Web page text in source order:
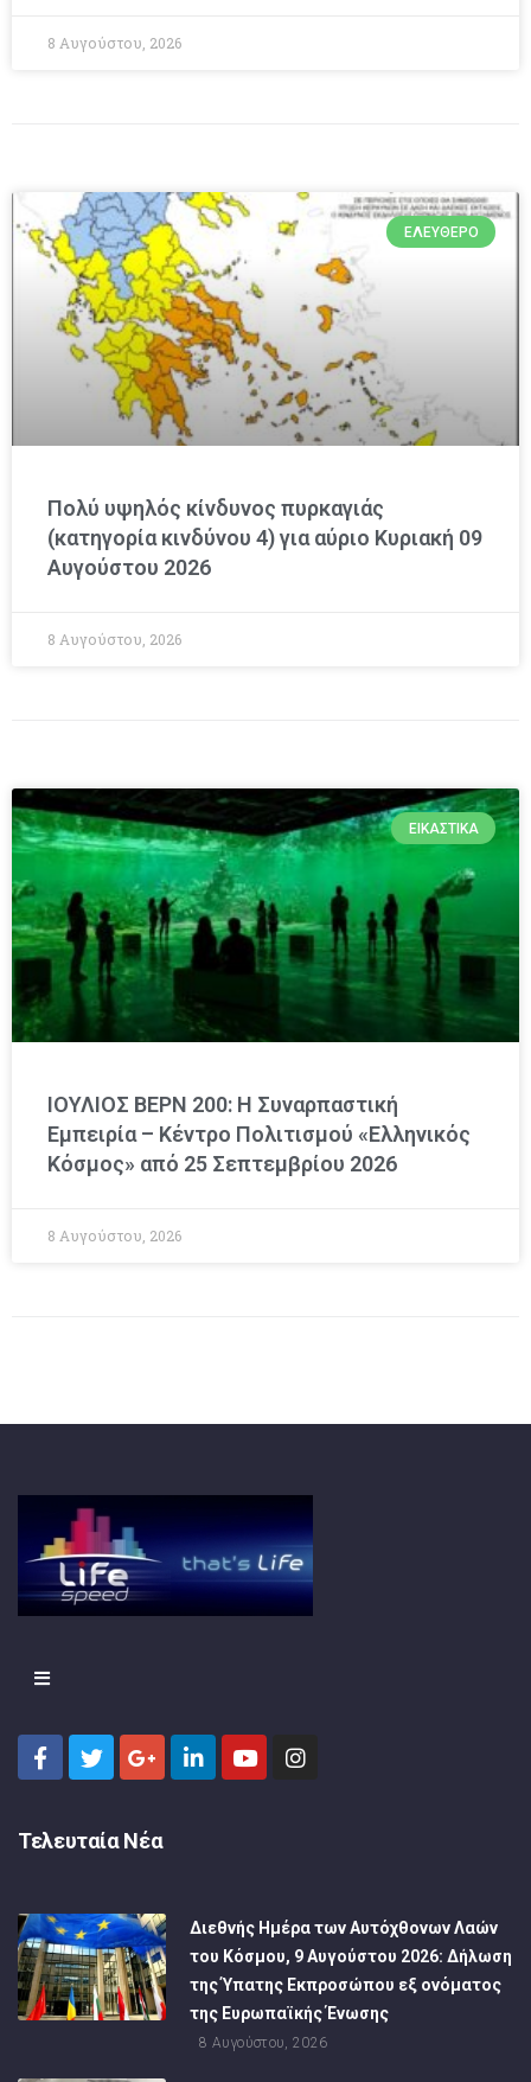
8 Αυγούστου, 2026
ΕΛΕΎΘΕΡΟ
Πολύ υψηλός κίνδυνος πυρκαγιάς
(κατηγορία κινδύνου 4) για αύριο Κυριακή 09
Αυγούστου 2026
8 Αυγούστου, 2026
ΕΙΚΑΣΤΙΚΆ
ΙΟΥΛΙΟΣ ΒΕΡΝ 200: Η Συναρπαστική
Εμπειρία – Κέντρο Πολιτισμού «Ελληνικός
Κόσμος» από 25 Σεπτεμβρίου 2026
8 Αυγούστου, 2026
Τελευταία Νέα
Διεθνής Ημέρα των Αυτόχθονων Λαών
του Κόσμου, 9 Αυγούστου 2026: Δήλωση
της Ύπατης Εκπροσώπου εξ ονόματος
της Ευρωπαϊκής Ένωσης
8 Αυγούστου, 2026